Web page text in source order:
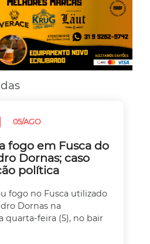
05/AGO
fogo em Fusca do
Dornas; caso
política
fogo no Fusca utilizado
Dornas na
quarta-feira (5), no bair